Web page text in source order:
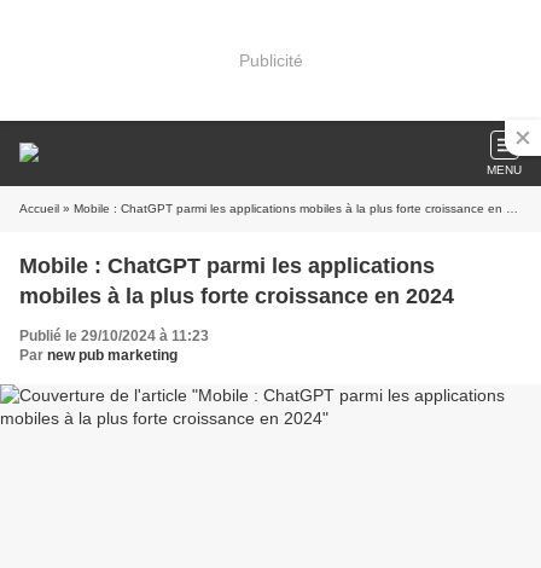
Publicité
MENU
Accueil » Mobile : ChatGPT parmi les applications mobiles à la plus forte croissance en 2024
Mobile : ChatGPT parmi les applications
mobiles à la plus forte croissance en 2024
Publié le 29/10/2024 à 11:23
Par new pub marketing